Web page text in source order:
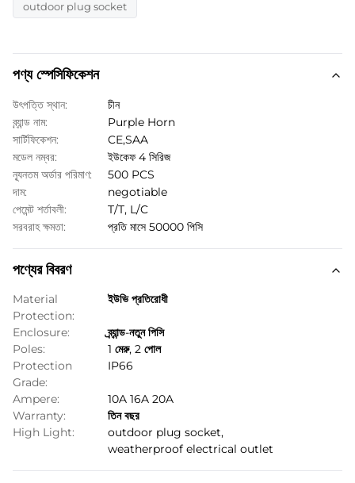
outdoor plug socket
পণ্য স্পেসিফিকেশন
উৎপত্তি স্থান:
চীন
ব্র্যান্ড নাম:
Purple Horn
সার্টিফিকেশন:
CE,SAA
মডেল নম্বর:
ইউকেফ 4 সিরিজ
ন্যূনতম অর্ডার পরিমাণ:
500 PCS
দাম:
negotiable
পেমেন্ট শর্তাবলী:
T/T, L/C
সরবরাহ ক্ষমতা:
প্রতি মাসে 50000 পিসি
পণ্যের বিবরণ
Material
Protection:
ইউভি প্রতিরোধী
Enclosure:
ব্র্যান্ড-নতুন পিসি
Poles:
1 মেরু, 2 পোল
Protection
Grade:
IP66
Ampere:
10A 16A 20A
Warranty:
তিন বছর
High Light:
outdoor plug socket,
weatherproof electrical outlet